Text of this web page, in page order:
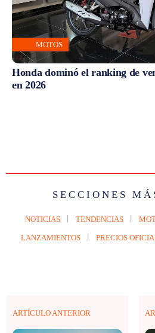
MOTOS
Honda dominó el ranking de
en 2026
SECCIONES
NOTICIAS TENDENCIAS
LANZAMIENTOS PRECIOS
ARTÍCULO ANTERIOR